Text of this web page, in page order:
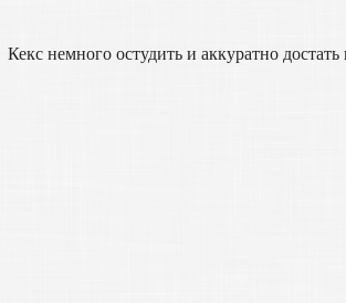
Кекс немного остудить и аккуратно